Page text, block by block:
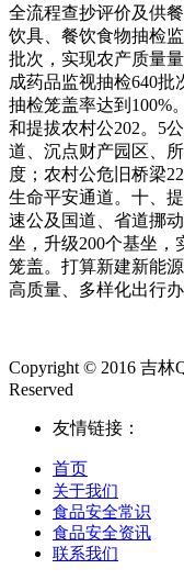
全流程查抄评价及供
饮具、餐饮食物抽检
批次，实现农产质量
成药品监视抽检640
抽检笼盖率达到100%
和提拔农村公202。5
道、沉点财产园区、
度；农村公危旧桥梁
生命平安通道。十、
速公及国道、省道挪
坐，升级200个基坐，
笼盖。打算新建新能
高质量、多样化出行办
Copyright © 2016 吉
Reserved
友情链接：
首页
关于我们
食品安全常识
食品安全资讯
联系我们